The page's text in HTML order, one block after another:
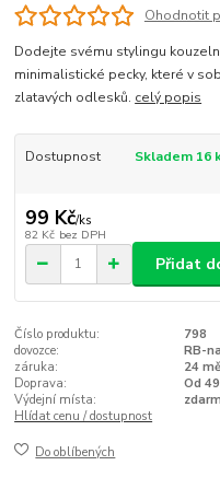
Ohodnotit
Dodejte svému stylingu
minimalistické pecky, které v
zlatavých odlesků. celý popis
Dostupnost Skladem 16
99 Kč/ks
82 Kč bez DPH
Přidat
Číslo produktu:
798
dovozce:
RB-
záruka:
24
Doprava:
Od
Výdejní místa:
Hlídat cenu / dostupnost
Do oblíbených